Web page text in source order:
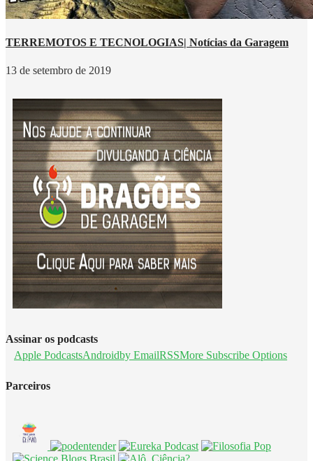
TERREMOTOS E TECNOLOGIAS| Notícias da Garagem
13 de setembro de 2019
Assinar os podcasts
Apple PodcastsAndroidby EmailRSSMore Subscribe Options
Parceiros